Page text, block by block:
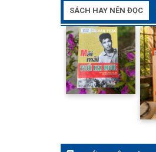
SÁCH HAY NÊN ĐỌC